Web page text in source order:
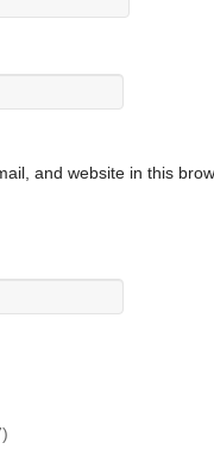
and website in this